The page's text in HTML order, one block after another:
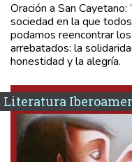
Oración a San
sociedad en la que
podamos reencontrar
arrebatados: la
honestidad y la alegría.
Literatura